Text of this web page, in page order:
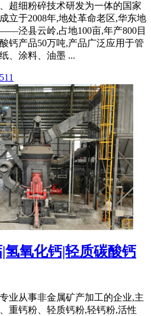
超细粉碎技术研发为一体的国家
立于2008年,地处革命老区,华东地
泾县云岭,占地100亩,年产800目
钙产品50万吨,产品广泛应用于管
、涂料、油墨 ...
氢氧化钙|轻质碳酸钙
业从事非金属矿产加工的企业,主
重钙粉、轻质钙粉,轻钙粉,活性